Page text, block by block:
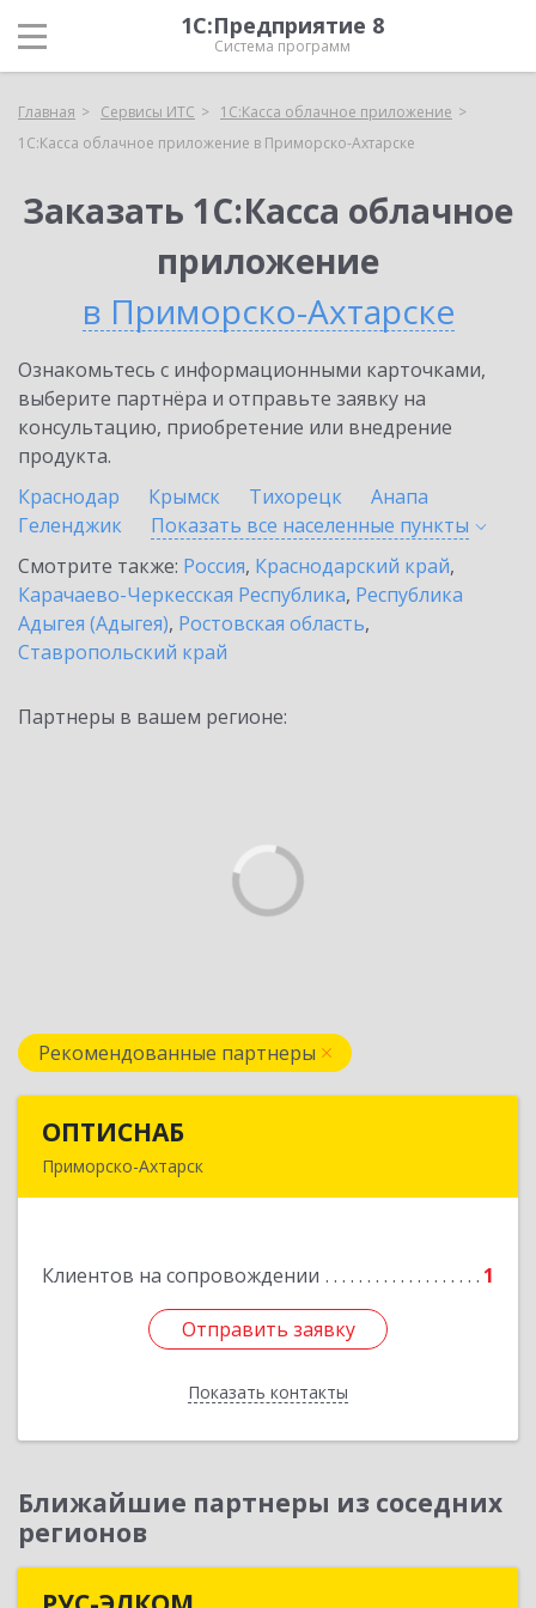
1С:Предприятие 8
Система программ
Главная Сервисы ИТС
1С:Касса облачное приложение
1С:Касса облачное приложение в Приморско-Ахтарске
Заказать 1С:Касса облачное
приложение
в Приморско-Ахтарске
Ознакомьтесь с информационными карточками,
выберите партнёра и отправьте заявку на
консультацию, приобретение или внедрение
продукта.
Краснодар
Крымск Тихорецк
Анапа
Геленджик
Показать все населенные пункты
Смотрите также: Россия, Краснодарский край,
Карачаево-Черкесская Республика, Республика
Адыгея (Адыгея), Ростовская область,
Ставропольский край
Партнеры в вашем регионе:
Рекомендованные партнеры
ОПТИСНАБ
Приморско-Ахтарск
Клиентов на сопровождении 1
Отправить заявку
Показать контакты
Ближайшие партнеры из соседних
регионов